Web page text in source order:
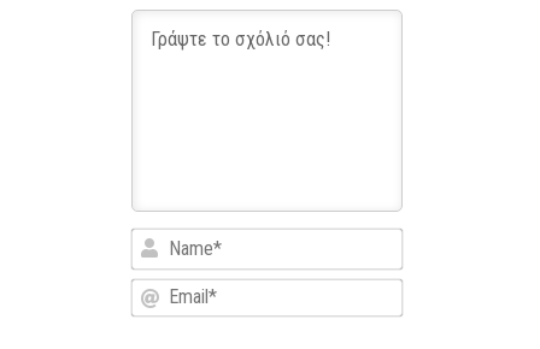
Name*
Email*